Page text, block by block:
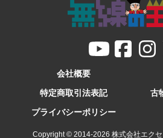
会社概要
特定商取引法表記
古
プライバシーポリシー
Copyright © 2014-2026 株式会社エク